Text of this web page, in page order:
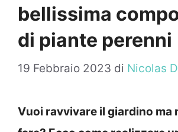
bellissima
di piante perenni
19 Febbraio 2023 di Nicolas
Vuoi ravvivare il giardino ma